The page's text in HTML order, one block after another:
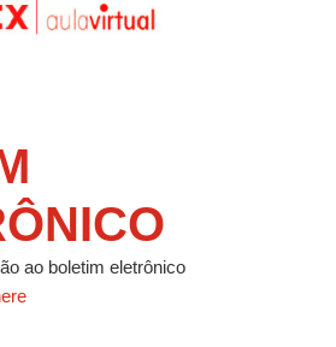
ao boletim eletrônico